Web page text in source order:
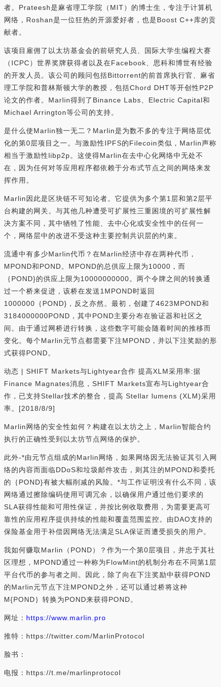
者。Prateesh是麻省理工学院（MIT）的博士生，专注于计算机
网络，Roshan是一位狂热的开源爱好者，也是Boost C++库的贡
献者。
该项目雇佣了以太坊基金会的前研究人员、国际大学生编程大赛
（ICPC）世界奖牌获得者以及在Facebook、思科和博世有经验
的开发人员。该公司的顾问包括Bittorrent的前首席执行官、麻省
理工学院和普林斯顿大学的教授，包括Chord DHT等开创性P2P
论文的作者。Marlin得到了Binance Labs、Electric Capital和
Michael Arrington等公司的支持。
是什么使Marlin独一无二？Marlin是为数不多的专注于网络层优
化的第0层项目之一。与激励性IPFS的Filecoin类似，Marlin声称
相当于激励性libp2p。这使得Marlin在去中心化网络中无处不
在，因为任何对等应用程序都依赖于分布式节点之间的网络来发
挥作用。
Marlin因此是区块链不可知论者。它提供为多个第1层和第2层平
台构建的网关。与其他几种遭受可扩展性三重困境的可扩展性解
决方案不同，其中牺牲了性能、去中心化或安全性中的任何一
个，网络层中的改进不受这种主要控制共识层的约束。
流通中有多少Marlin代币？在Marlin经济中存在两种代币，
MPOND和POND。MPOND的总供应上限为10000，而
｛POND}的供应上限为10000000000。两个令牌之间的转换通
过一个桥来促进，该桥在发送1MPOND时返回
1000000｛POND}，反之亦然。最初，创建了4623MPOND和
3184000000POND，其中POND主要分布在验证器和社区之
间。由于通过网桥进行转换，这些数字可能会随着时间的推移而
变化。每个Marlin元节点都需要下注MPOND，并以下注奖励的形
式获得POND。
动态 | SHIFT Markets与Lightyear合作 提高XLM采用率:据
Finance Magnates消息，SHIFT Markets宣布与Lightyear合
作，已支持Stellar技术的整合，提高 Stellar lumens (XLM)采用
率。[2018/8/9]
Marlin网络的安全性如何？构建在以太坊之上，Marlin智能合约
执行的正确性受到以太坊节点网络的保护。
此外-*由元节点组成的Marlin网络，如果网络因无法验证其引入网
络的内容而面临DDoS和垃圾邮件攻击，则其注的MPOND和委托
的｛POND}有被大幅削减的风险。*与工作证明没有什么不同，该
网络通过擦除编码使用可调冗余，以确保用户通过他们要求的
SLA获得性能和可用性保证，并按比例收取费用，为需要更高可
靠性的应用程序提供持续的性能和覆盖范围监控。由DAO支持的
保险基金用于补偿因网络无法满足SLA保证而遭受损失的用户。
我如何赚取Marlin（POND）？作为一个第0层项目，并忠于其社
区理想，MPOND通过一种称为FlowMint的机制分布在不同第1层
平台代币的参与者之间。因此，除了向在下注奖励中获得POND
的Marlin元节点下注MPOND之外，还可以通过桥将这种
M{POND｝转换为POND来获得POND。
网址： https://www.marlin.pro
推特：https://twitter.com/MarlinProtocol
脸书：
电报：https://t.me/marlinprotocol